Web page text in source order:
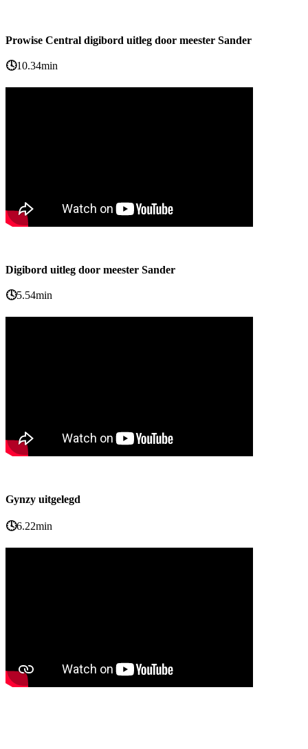
Prowise Central digibord uitleg door meester Sander
🕓10.34min
Digibord uitleg door meester Sander
🕓5.54min
Gynzy uitgelegd
🕓6.22min